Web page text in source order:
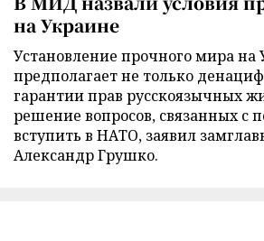
на Украине
Установление прочного мира на
предполагает не только
гарантии прав русскоязычных
решение вопросов, связанных с
вступить в НАТО, заявил
Александр Грушко.